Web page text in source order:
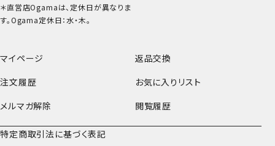
マイページ
返品交換
注文履歴
お気に入りリスト
メルマガ解除
閲覧履歴
特定商取引法に基づく表記
＊直営店Ogamaは、定休日が異なりま
す。Ogama定休日：水・木。